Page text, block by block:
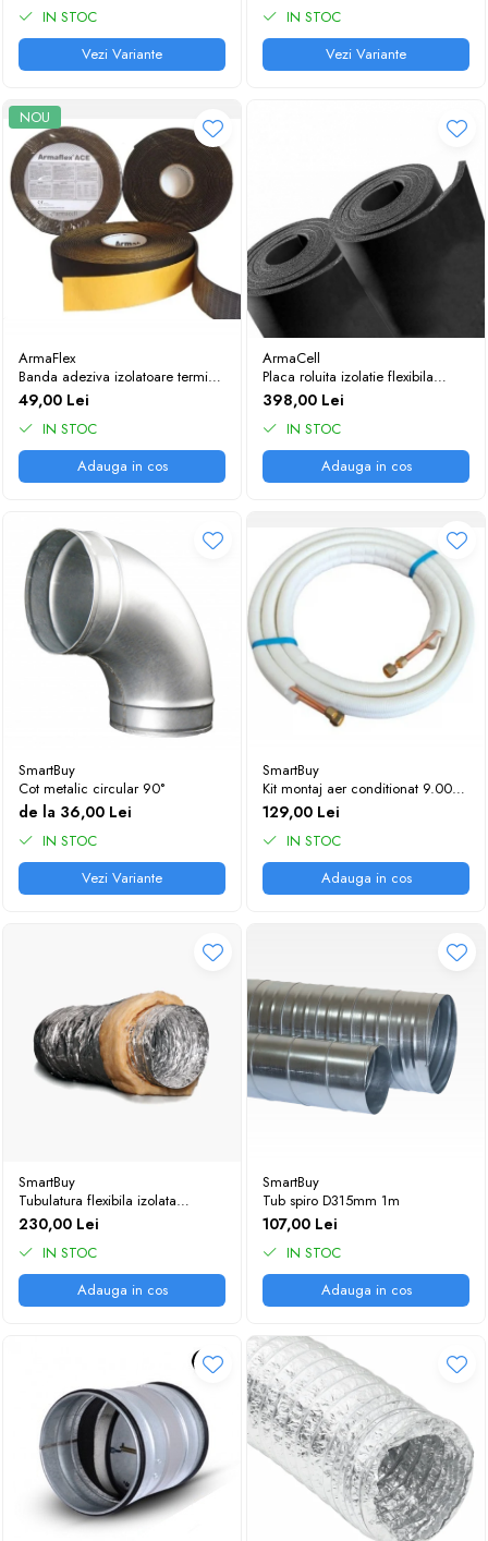
IN STOC
Vezi Variante
IN STOC
Vezi Variante
NOU
ArmaFlex
Banda adeziva izolatoare termic
Armaflex ACE TAPE 15m
49,00 Lei
IN STOC
Adauga in cos
ArmaCell
Placa roluita izolatie flexibila
elastomerica Armaflex ACE gr.13
mm | 8 m2
398,00 Lei
IN STOC
Adauga in cos
SmartBuy
Cot metalic circular 90°
de la 36,00 Lei
IN STOC
Vezi Variante
SmartBuy
Kit montaj aer conditionat 9.000-
12.000 BTU, teava 1/4 - 3/8 - 3
metri
129,00 Lei
IN STOC
Adauga in cos
SmartBuy
Tubulatura flexibila izolata
203mm 10m
230,00 Lei
IN STOC
Adauga in cos
SmartBuy
Tub spiro D315mm 1m
107,00 Lei
IN STOC
Adauga in cos